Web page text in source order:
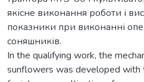
якісне виконання роботи і
показники при виконанні
соняшників.
In the qualifying work, the
sunflowers was developed